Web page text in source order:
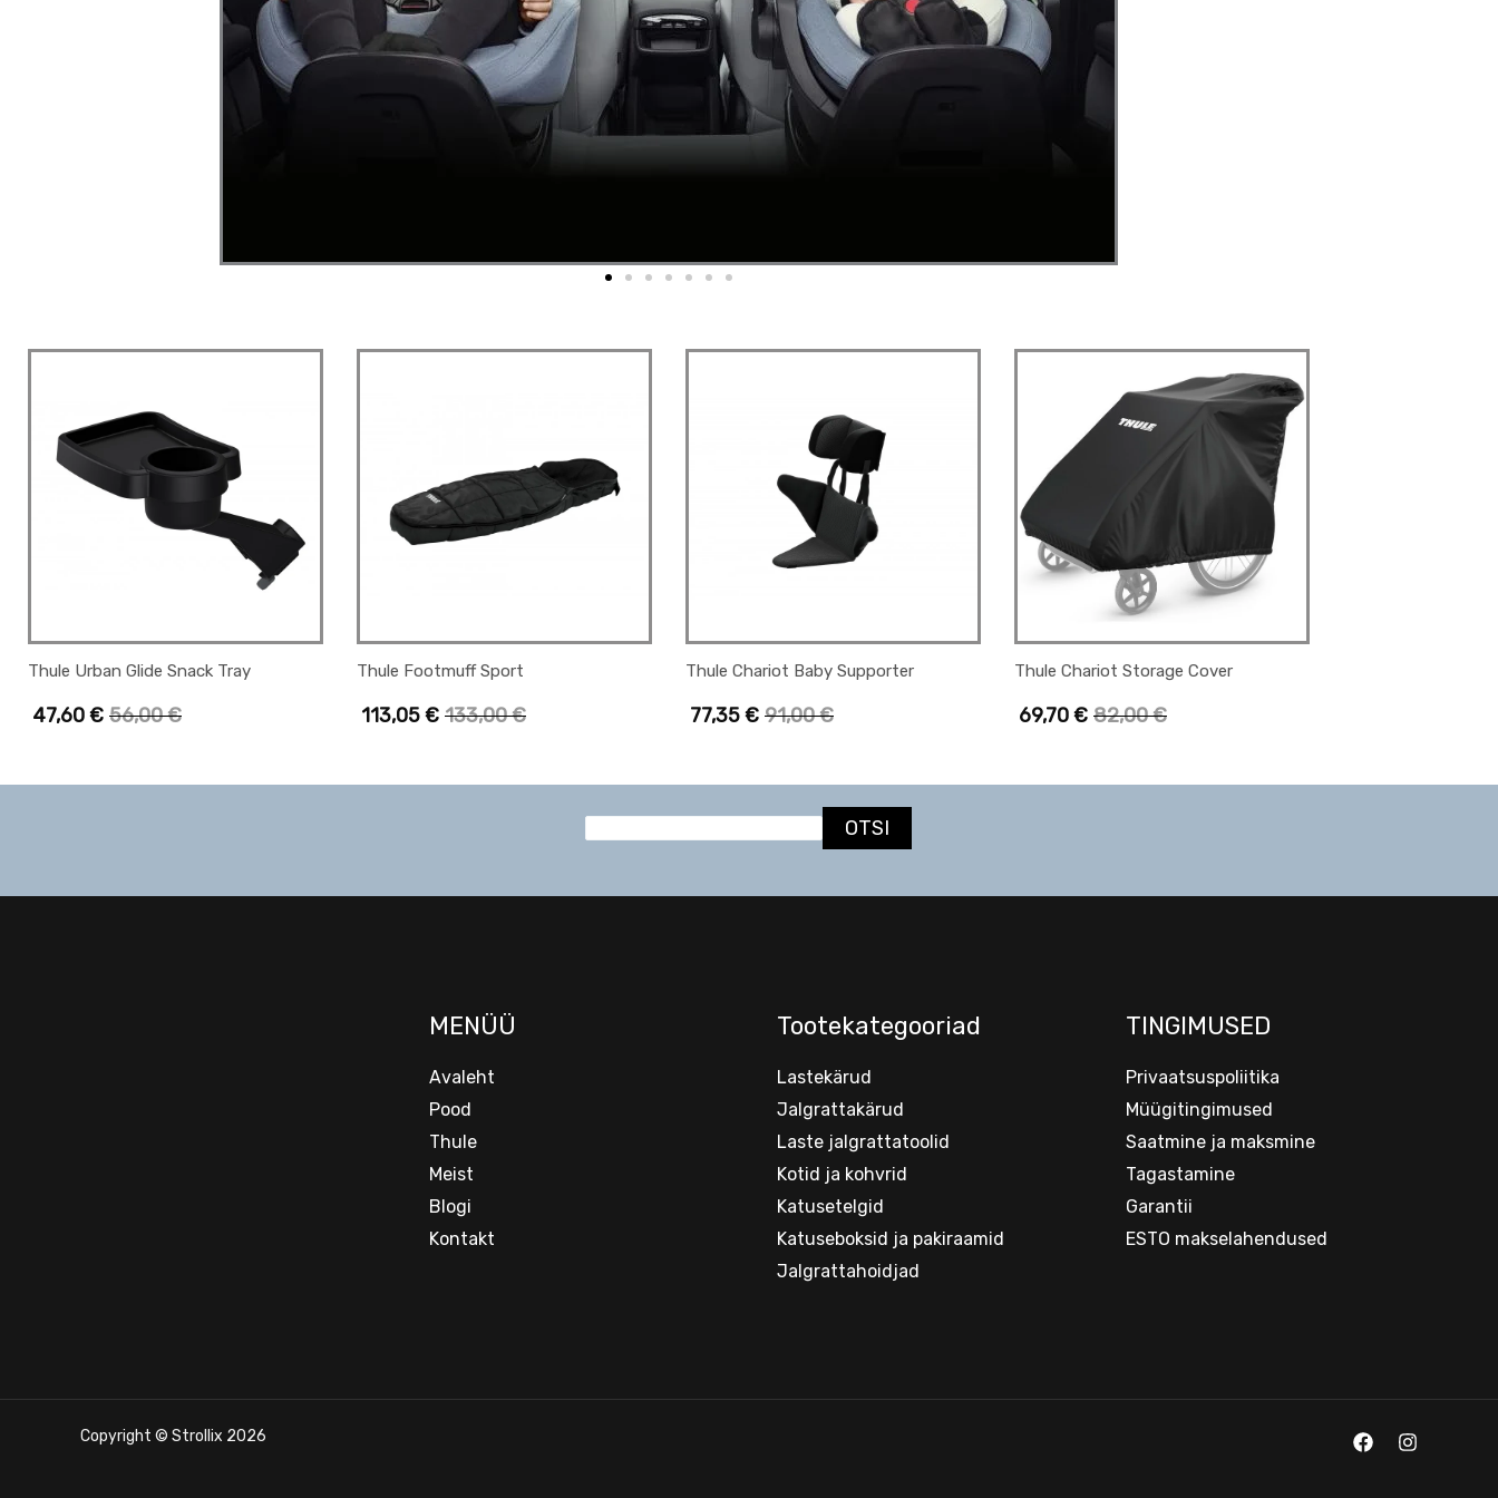
Thule Urban Glide Snack Tray
Algne
oli:
56,00 €.
56,00€
Praegune
on:
56,00 €.
47,60€
Thule Footmuff Sport
Algne
133,00€
Praegune
133,00 €.
113,05€
Thule Chariot Baby Supporter
Algne
91,00 €.
91,00€
Praegune
on:
91,00 €.
77,35€
Thule Chariot Storage Cover
Algne
hind
oli:
82,00 €.
82,00€
Praegune
hind
82,00 €.
69,70€
OTSI
MENÜÜ
Avaleht
Pood
Thule
Meist
Blogi
Kontakt
Tootekategooriad
Lastekärud
Jalgrattakärud
Laste jalgrattatoolid
Kotid ja kohvrid
Katusetelgid
Katuseboksid ja pakiraamid
Jalgrattahoidjad
TINGIMUSED
Privaatsuspoliitika
Müügitingimused
Saatmine ja maksmine
Tagastamine
Garantii
ESTO makselahendused
Copyright © Strollix 2026